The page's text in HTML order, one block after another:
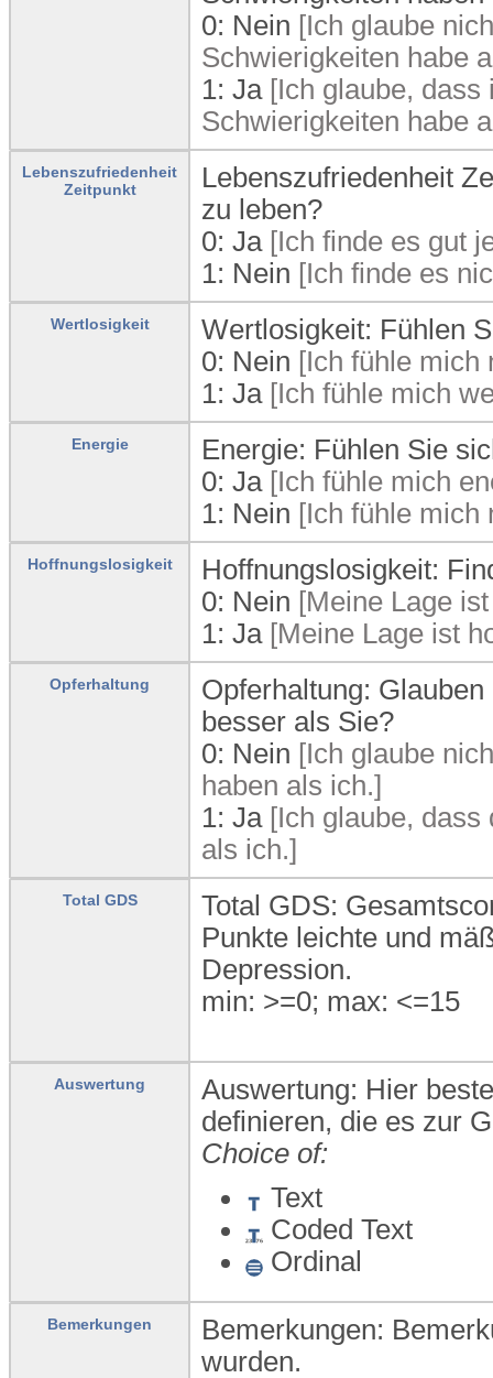
0: Nein [Ich glaube
Schwierigkeiten habe
1: Ja[Ich glaube, dass
Schwierigkeiten habe
Lebenszufriedenheit
Zeitpunkt
Lebenszufriedenheit
zu leben?
0: Ja[Ich finde es gut
1: Nein [Ich finde es
Wertlosigkeit
Wertlosigkeit: Fühlen
0: Nein [Ich fühle mich
1: Ja[Ich fühle mich
Energie
Energie: Fühlen Sie
0: Ja[Ich fühle mich
1: Nein [Ich fühle mich
Hoffnungslosigkeit
Hoffnungslosigkeit:
0: Nein [Meine Lage
1: Ja[Meine Lage ist
Opferhaltung
Opferhaltung:
besser als Sie?
0: Nein [Ich glaube
haben als ich.]
1: Ja[Ich glaube, dass
als ich.]
Total GDS
Total GDS:
Punkte leichte und
Depression.
min: >=0; max: <=15
Auswertung
Auswertung: Hier
definieren, die es zur
Choice of:
Text
Coded Text
Ordinal
Bemerkungen
Bemerkungen:
wurden.